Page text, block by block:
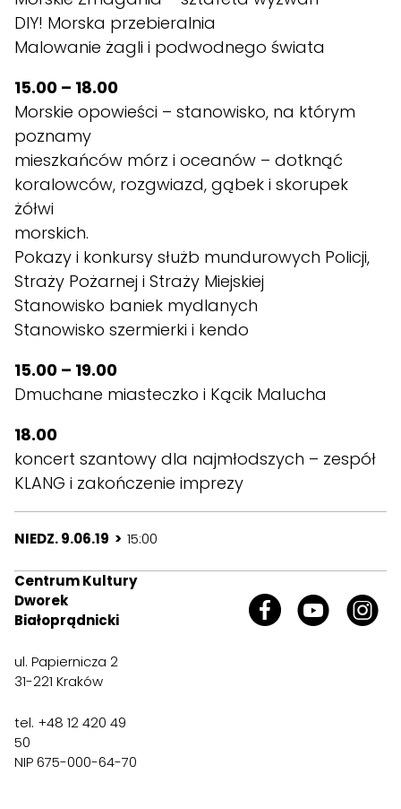
DIY! Morska przebieralnia
Malowanie żagli i podwodnego świata
15.00 – 18.00
Morskie opowieści – stanowisko, na którym
poznamy
mieszkańców mórz i oceanów – dotknąć
koralowców, rozgwiazd, gąbek i skorupek
żółwi
morskich.
Pokazy i konkursy służb mundurowych Policji,
Straży Pożarnej i Straży Miejskiej
Stanowisko baniek mydlanych
Stanowisko szermierki i kendo
15.00 – 19.00
Dmuchane miasteczko i Kącik Malucha
18.00
koncert szantowy dla najmłodszych – zespół
KLANG i zakończenie imprezy
NIEDZ. 9.06.19 > 15:00
Centrum Kultury
Dworek
Białoprądnicki
ul. Papiernicza 2
31-221 Kraków
tel. +48 12 420 49
50
NIP 675-000-64-70